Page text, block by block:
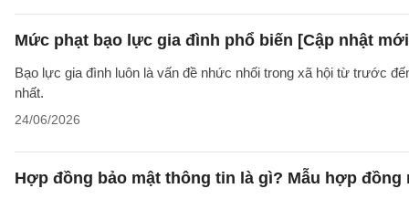
Mức phạt bạo lực gia đình phổ biến [Cập nhật
Bạo lực gia đình luôn là vấn đề nhức nhối trong xã hội từ trước
nhất.
24/06/2026
Hợp đồng bảo mật thông tin là gì? Mẫu hợp đồng